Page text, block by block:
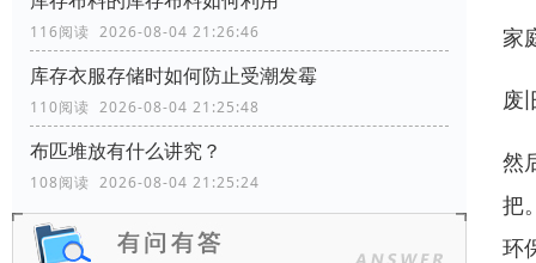
116阅读 2026-08-04 21:26:46
库存衣服存储时如何防止受潮发霉
110阅读 2026-08-04 21:25:48
布匹堆放有什么讲究？
108阅读 2026-08-04 21:25:24
家
废
然
把
环